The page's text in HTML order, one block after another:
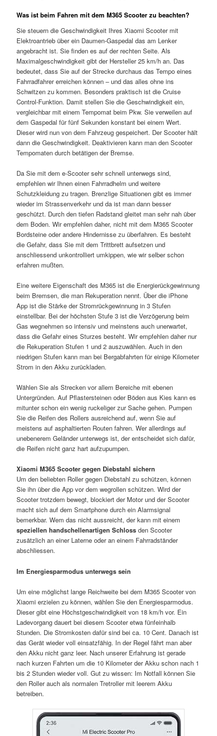
Was ist beim Fahren mit dem M365 Scooter zu beachten?
Sie steuern die Geschwindigkeit Ihres Xiaomi Scooter mit
Elektroantrieb über ein Daumen-Gaspedal das am Lenker
angebracht ist. Sie finden es auf der rechten Seite. Als
Maximalgeschwindigkeit gibt der Hersteller 25 km/h an. Das
bedeutet, dass Sie auf der Strecke durchaus das Tempo eines
Fahrradfahrer erreichen können – und das alles ohne ins
Schwitzen zu kommen. Besonders praktisch ist die Cruise
Control-Funktion. Damit stellen Sie die Geschwindigkeit ein,
vergleichbar mit einem Tempomat beim Pkw. Sie verweilen auf
dem Gaspedal für fünf Sekunden konstant bei einem Wert.
Dieser wird nun von dem Fahrzeug gespeichert. Der Scooter hält
dann die Geschwindigkeit. Deaktivieren kann man den Scooter
Tempomaten durch betätigen der Bremse.
Da Sie mit dem e-Scooter sehr schnell unterwegs sind,
empfehlen wir Ihnen einen Fahrradhelm und weitere
Schutzkleidung zu tragen. Brenzlige Situationen gibt es immer
wieder im Strassenverkehr und da ist man dann besser
geschützt. Durch den tiefen Radstand gleitet man sehr nah über
dem Boden. Wir empfehlen daher, nicht mit dem M365 Scooter
Bordsteine oder andere Hindernisse zu überfahren. Es besteht
die Gefahr, dass Sie mit dem Trittbrett aufsetzen und
anschliessend unkontrolliert umkippen, wie wir selber schon
erfahren mußten.
Eine weitere Eigenschaft des M365 ist die Energierückgewinnung
beim Bremsen, die man Rekuperation nennt. Über die iPhone
App ist die Stärke der Stromrückgewinnung in 3 Stufen
einstellbar. Bei der höchsten Stufe 3 ist die Verzögerung beim
Gas wegnehmen so intensiv und meinstens auch unerwartet,
dass die Gefahr eines Sturzes besteht. Wir empfehlen daher nur
die Rekuperation Stufen 1 und 2 auszuwählen. Auch in den
niedrigen Stufen kann man bei Bergabfahrten für einige Kilometer
Strom in den Akku zurückladen.
Wählen Sie als Strecken vor allem Bereiche mit ebenen
Untergründen. Auf Pflastersteinen oder Böden aus Kies kann es
mitunter schon ein wenig ruckeliger zur Sache gehen. Pumpen
Sie die Reifen des Rollers ausreichend auf, wenn Sie auf
meistens auf asphaltierten Routen fahren. Wer allerdings auf
unebenerem Geländer unterwegs ist, der entscheidet sich dafür,
die Reifen nicht ganz hart aufzupumpen.
Xiaomi M365 Scooter gegen Diebstahl sichern
Um den beliebten Roller gegen Diebstahl zu schützen, können
Sie ihn über die App vor dem wegrollen schützen. Wird der
Scooter trotzdem bewegt, blockiert der Motor und der Scooter
macht sich auf dem Smartphone durch ein Alarmsignal
bemerkbar. Wem das nicht aussreicht, der kann mit einem
speziellen handschellenartigen Schloss den Scooter
zusätzlich an einer Laterne oder an einem Fahrradständer
abschliessen.
Im Energiesparmodus unterwegs sein
Um eine möglichst lange Reichweite bei dem M365 Scooter von
Xiaomi erzielen zu können, wählen Sie den Energiesparmodus.
Dieser gibt eine Höchstgeschwindigkeit von 18 km/h vor. Ein
Ladevorgang dauert bei diesem Scooter etwa fünfeinhalb
Stunden. Die Stromkosten dafür sind bei ca. 10 Cent. Danach ist
das Gerät wieder voll einsatzfähig. In der Regel fährt man aber
den Akku nicht ganz leer. Nach unserer Erfahrung ist gerade
nach kurzen Fahrten um die 10 Kilometer der Akku schon nach 1
bis 2 Stunden wieder voll. Gut zu wissen: Im Notfall können Sie
den Roller auch als normalen Tretroller mit leerem Akku
betreiben.